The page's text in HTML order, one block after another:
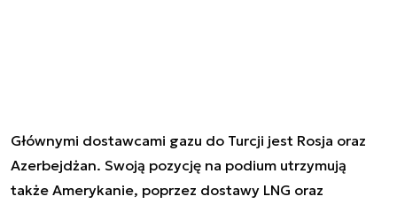
Głównymi dostawcami gazu do Turcji jest Rosja oraz
Azerbejdżan. Swoją pozycję na podium utrzymują
także Amerykanie, poprzez dostawy LNG oraz